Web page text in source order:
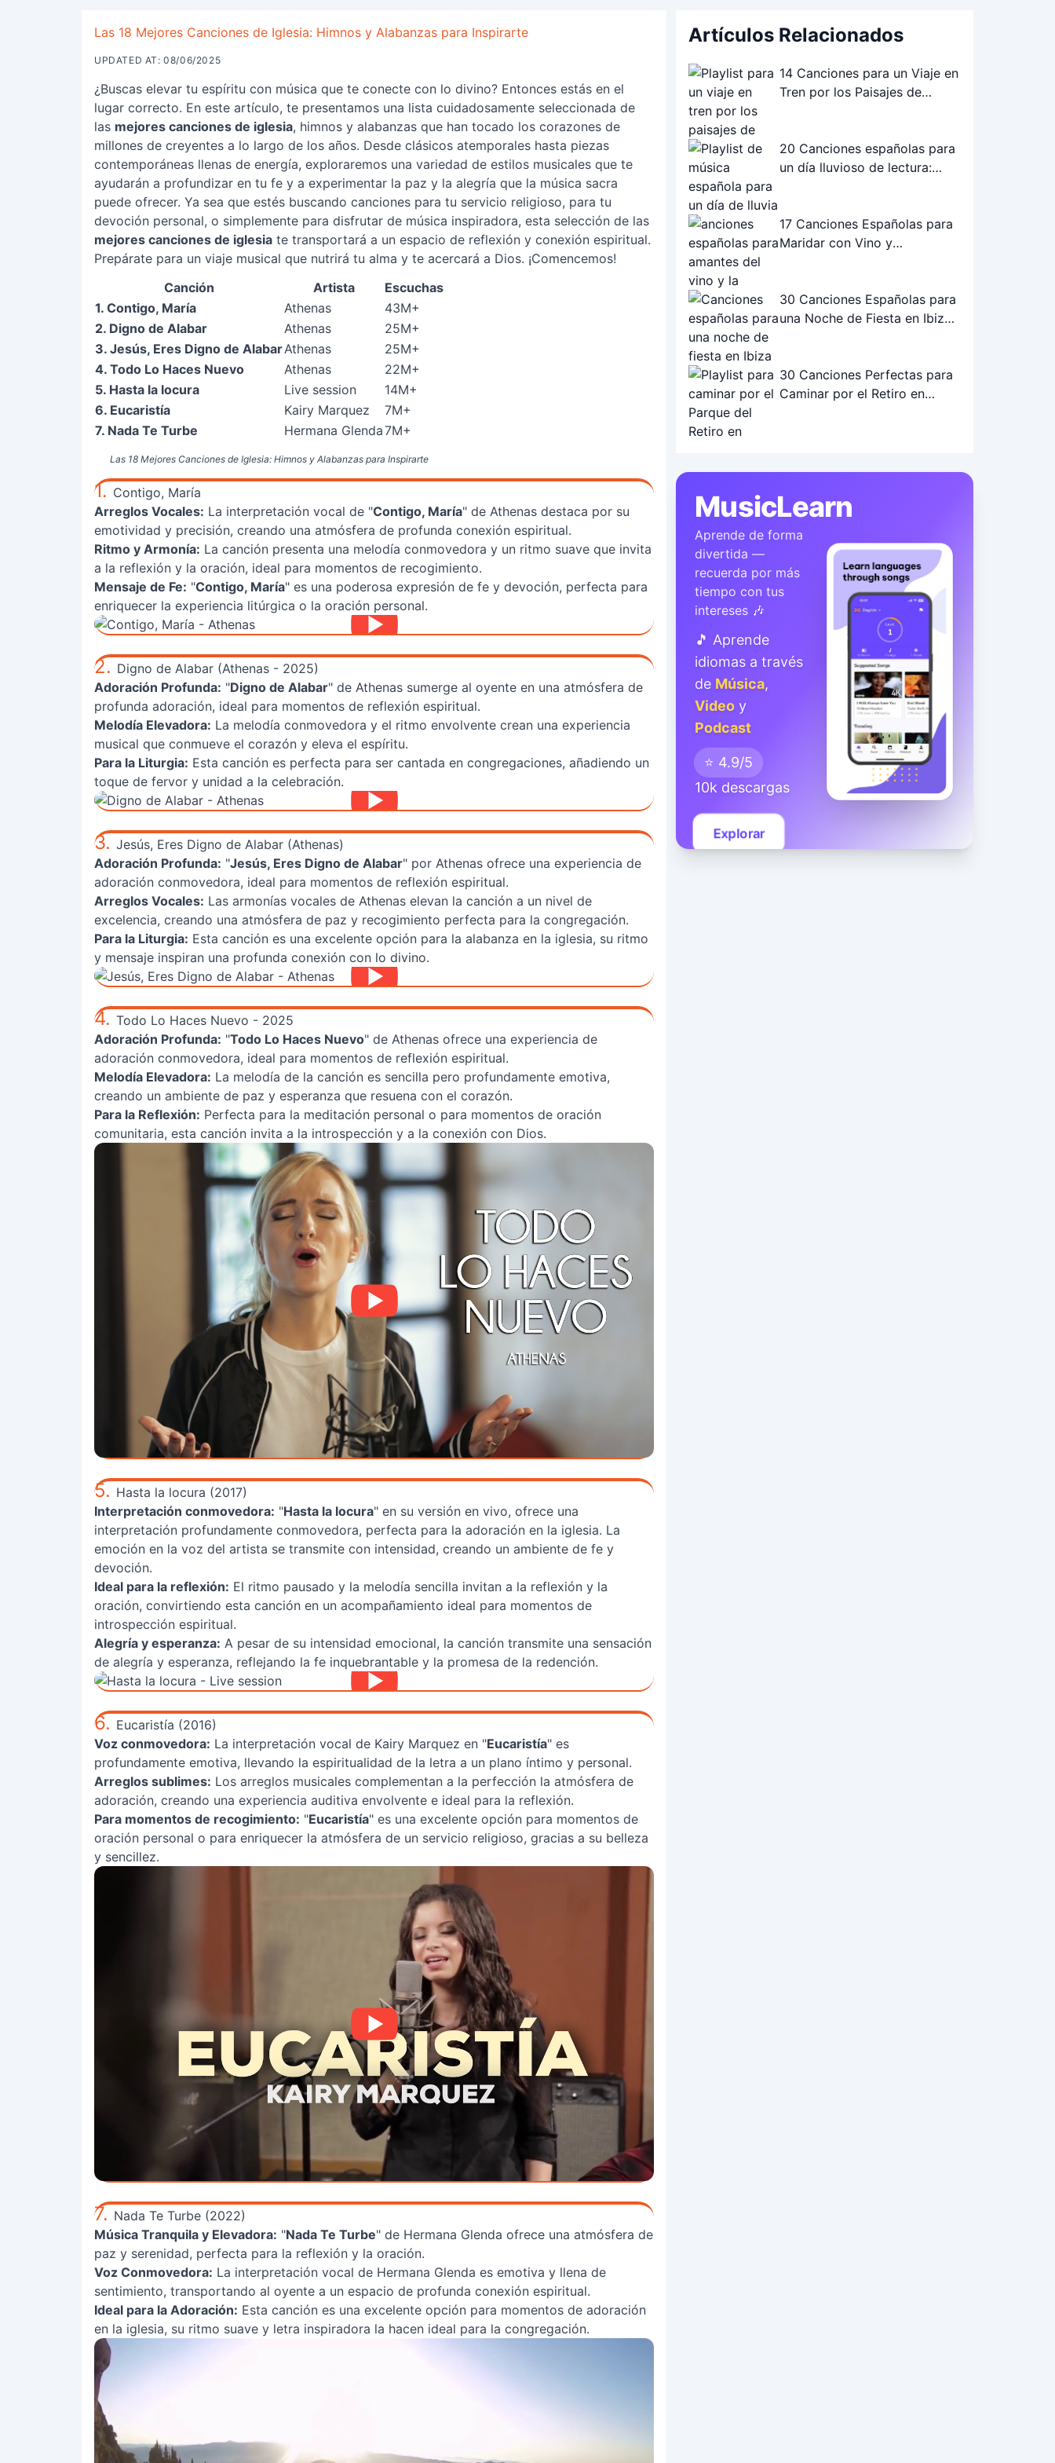
Las 18 Mejores Canciones de Iglesia: Himnos y Alabanzas para Inspirarte
UPDATED AT: 08/06/2025
¿Buscas elevar tu espíritu con música que te conecte con lo divino? Entonces estás en el
lugar correcto. En este artículo, te presentamos una lista cuidadosamente seleccionada de
las mejores canciones de iglesia, himnos y alabanzas que han tocado los corazones de
millones de creyentes a lo largo de los años. Desde clásicos atemporales hasta piezas
contemporáneas llenas de energía, exploraremos una variedad de estilos musicales que te
ayudarán a profundizar en tu fe y a experimentar la paz y la alegría que la música sacra
puede ofrecer. Ya sea que estés buscando canciones para tu servicio religioso, para tu
devoción personal, o simplemente para disfrutar de música inspiradora, esta selección de las
mejores canciones de iglesia te transportará a un espacio de reflexión y conexión espiritual.
Prepárate para un viaje musical que nutrirá tu alma y te acercará a Dios. ¡Comencemos!
Las 18 Mejores Canciones de Iglesia: Himnos y Alabanzas para Inspirarte
Canción Artista
Escuchas
1. Contigo, María
Athenas
43M+
2. Digno de Alabar
Athenas
25M+
3. Jesús, Eres Digno de AlabarAthenas
25M+
4. Todo Lo Haces Nuevo
Athenas
22M+
5. Hasta la locura
Live session
14M+
6. Eucaristía
Kairy Marquez
7M+
7. Nada Te Turbe
Hermana Glenda7M+
1. Contigo, María
Arreglos Vocales: La interpretación vocal de "Contigo, María" de Athenas destaca por su
emotividad y precisión, creando una atmósfera de profunda conexión espiritual.
Ritmo y Armonía: La canción presenta una melodía conmovedora y un ritmo suave que invita
a la reflexión y la oración, ideal para momentos de recogimiento.
Mensaje de Fe: "Contigo, María" es una poderosa expresión de fe y devoción, perfecta para
enriquecer la experiencia litúrgica o la oración personal.
2. Digno de Alabar (Athenas - 2025)
Adoración Profunda: "Digno de Alabar" de Athenas sumerge al oyente en una atmósfera de
profunda adoración, ideal para momentos de reflexión espiritual.
Melodía Elevadora: La melodía conmovedora y el ritmo envolvente crean una experiencia
musical que conmueve el corazón y eleva el espíritu.
Para la Liturgia: Esta canción es perfecta para ser cantada en congregaciones, añadiendo un
toque de fervor y unidad a la celebración.
3. Jesús, Eres Digno de Alabar (Athenas)
Adoración Profunda: "Jesús, Eres Digno de Alabar" por Athenas ofrece una experiencia de
adoración conmovedora, ideal para momentos de reflexión espiritual.
Arreglos Vocales: Las armonías vocales de Athenas elevan la canción a un nivel de
excelencia, creando una atmósfera de paz y recogimiento perfecta para la congregación.
Para la Liturgia: Esta canción es una excelente opción para la alabanza en la iglesia, su ritmo
y mensaje inspiran una profunda conexión con lo divino.
4. Todo Lo Haces Nuevo - 2025
Adoración Profunda: "Todo Lo Haces Nuevo" de Athenas ofrece una experiencia de
adoración conmovedora, ideal para momentos de reflexión espiritual.
Melodía Elevadora: La melodía de la canción es sencilla pero profundamente emotiva,
creando un ambiente de paz y esperanza que resuena con el corazón.
Para la Reflexión: Perfecta para la meditación personal o para momentos de oración
comunitaria, esta canción invita a la introspección y a la conexión con Dios.
5. Hasta la locura (2017)
Interpretación conmovedora: "Hasta la locura" en su versión en vivo, ofrece una
interpretación profundamente conmovedora, perfecta para la adoración en la iglesia. La
emoción en la voz del artista se transmite con intensidad, creando un ambiente de fe y
devoción.
Ideal para la reflexión: El ritmo pausado y la melodía sencilla invitan a la reflexión y la
oración, convirtiendo esta canción en un acompañamiento ideal para momentos de
introspección espiritual.
Alegría y esperanza: A pesar de su intensidad emocional, la canción transmite una sensación
de alegría y esperanza, reflejando la fe inquebrantable y la promesa de la redención.
6. Eucaristía (2016)
Voz conmovedora: La interpretación vocal de Kairy Marquez en "Eucaristía" es
profundamente emotiva, llevando la espiritualidad de la letra a un plano íntimo y personal.
Arreglos sublimes: Los arreglos musicales complementan a la perfección la atmósfera de
adoración, creando una experiencia auditiva envolvente e ideal para la reflexión.
Para momentos de recogimiento: "Eucaristía" es una excelente opción para momentos de
oración personal o para enriquecer la atmósfera de un servicio religioso, gracias a su belleza
y sencillez.
7. Nada Te Turbe (2022)
Música Tranquila y Elevadora: "Nada Te Turbe" de Hermana Glenda ofrece una atmósfera de
paz y serenidad, perfecta para la reflexión y la oración.
Voz Conmovedora: La interpretación vocal de Hermana Glenda es emotiva y llena de
sentimiento, transportando al oyente a un espacio de profunda conexión espiritual.
Ideal para la Adoración: Esta canción es una excelente opción para momentos de adoración
en la iglesia, su ritmo suave y letra inspiradora la hacen ideal para la congregación.
Artículos Relacionados
14 Canciones para un Viaje en
Tren por los Paisajes de
20 Canciones españolas para
un día lluvioso de lectura:
17 Canciones Españolas para
Maridar con Vino y
30 Canciones Españolas para
una Noche de Fiesta en Ibiza:
30 Canciones Perfectas para
Caminar por el Retiro en
MusicLearn
Aprende de forma
divertida —
recuerda por más
tiempo con tus
intereses 🎶
🎵 Aprende
idiomas a través
de Música,
Video y
Podcast
⭐ 4.9/5
10k descargas
Explorar